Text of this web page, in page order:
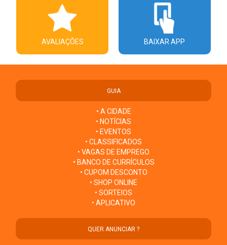
AVALIAÇÕES BAIXAR APP
GUIA
• A CIDADE
• NOTÍCIAS
• EVENTOS
• CLASSIFICADOS
• VAGAS DE EMPREGO
• BANCO DE CURRÍCULOS
• CUPOM DESCONTO
• SHOP ONLINE
• SORTEIOS
• APLICATIVO
QUER ANUNCIAR ?